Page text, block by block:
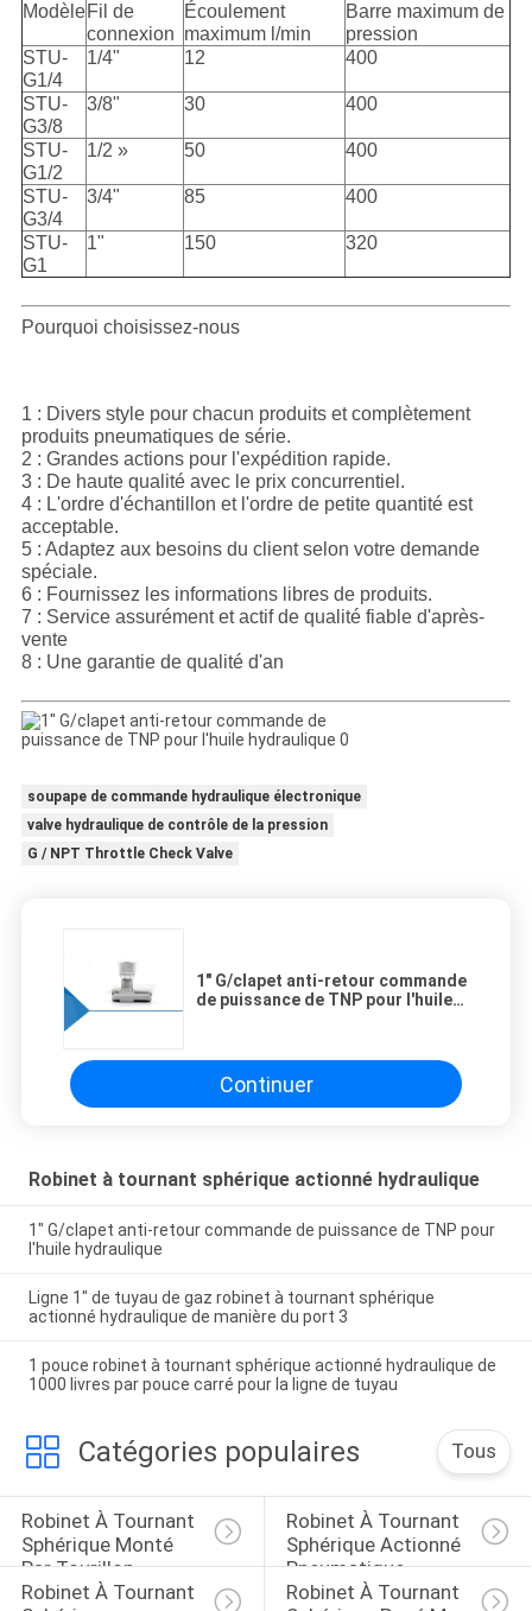
ModèleFil de
connexion
Écoulement
maximum l/min
Barre maximum de
pression
STU-
G1/4
1/4" 12 400
STU-
G3/8
3/8" 30 400
STU-
G1/2
1/2 » 50 400
STU-
G3/4
3/4" 85 400
STU-
G1
1" 150 320
Pourquoi choisissez-nous
1 : Divers style pour chacun produits et complètement
produits pneumatiques de série.
2 : Grandes actions pour l'expédition rapide.
3 : De haute qualité avec le prix concurrentiel.
4 : L'ordre d'échantillon et l'ordre de petite quantité est
acceptable.
5 : Adaptez aux besoins du client selon votre demande
spéciale.
6 : Fournissez les informations libres de produits.
7 : Service assurément et actif de qualité fiable d'après-
vente
8 : Une garantie de qualité d'an
soupape de commande hydraulique électronique
valve hydraulique de contrôle de la pression
G / NPT Throttle Check Valve
1" G/clapet anti-retour commande
de puissance de TNP pour l'huile
Continuer
Robinet à tournant sphérique actionné hydraulique
1" G/clapet anti-retour commande de puissance de TNP pour
l'huile hydraulique
Ligne 1" de tuyau de gaz robinet à tournant sphérique
actionné hydraulique de manière du port 3
1 pouce robinet à tournant sphérique actionné hydraulique de
1000 livres par pouce carré pour la ligne de tuyau
Catégories populaires Tous
Robinet À Tournant
Sphérique Monté
Par Tourillon
Robinet À Tournant
Sphérique Actionné
Pneumatique
Robinet À Tournant
Robinet À Tournant